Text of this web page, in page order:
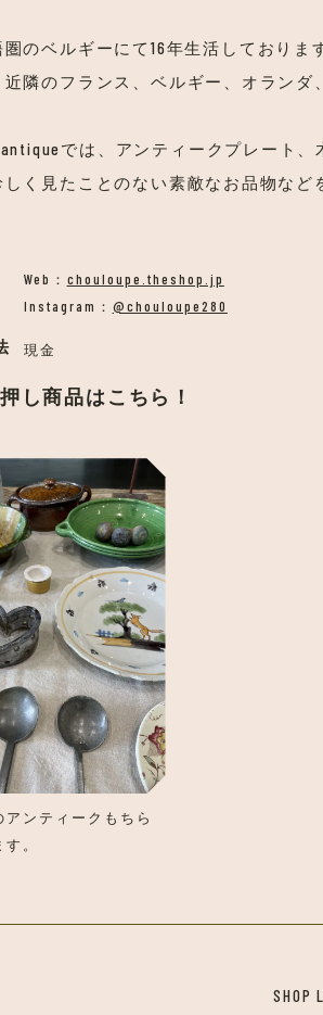
圏のベルギーにて16年生活しており
近隣のフランス、ベルギー、オラン
では、アンティークプレート
しく見たことのない素敵なお品物な
Web： chouloupe.theshop.jp
Instagram： @chouloupe280
現金
し商品はこちら！
アンティークもちら
。
SHOP